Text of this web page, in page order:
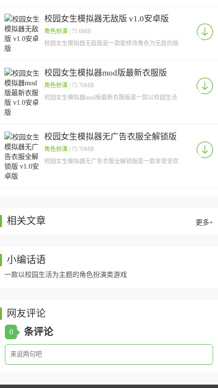
校园女生模拟器无敌版 v1.0安卓版
角色扮演| 75.6MB
校园女生模拟器无敌版是一款能修改角色为无敌的版
校园女生模拟器mod版最新衣服版
v1.0安卓版
角色扮演| 75.70MB
校园女生模拟器mod版最新衣服版是一款以校园生活
校园女生模拟器无广告衣服全解锁版
v1.0安卓版
角色扮演| 75.70MB
校园女生模拟器无广告衣服全解锁版是一款非常受欢
相关文章 更多+
小编话语
一款以校园生活为主题的角色扮演类游戏
网友评论
0 条评论